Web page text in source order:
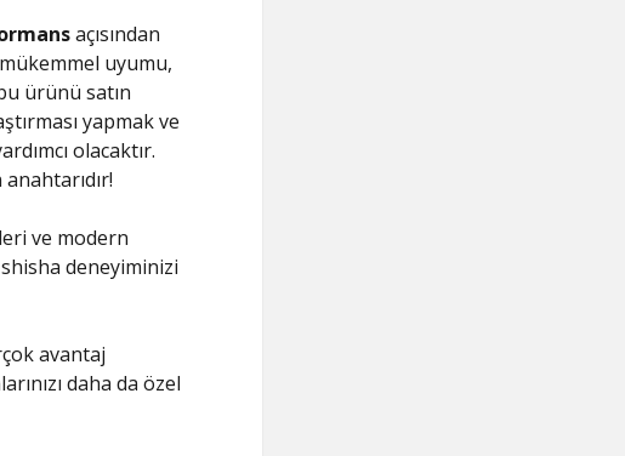
açısından
uyumu,
ürünü satın
yapmak ve
olacaktır.
ve modern
deneyiminizi
avantaj
daha da özel